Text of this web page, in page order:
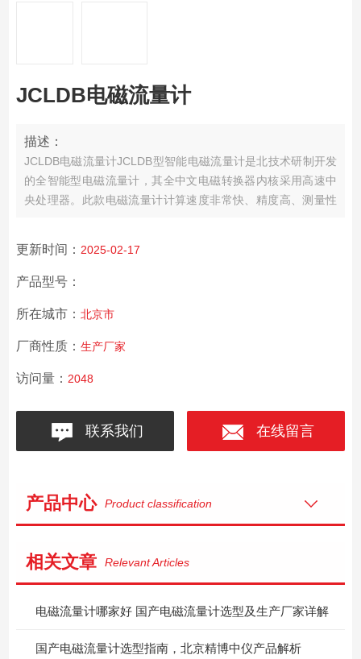
JCLDB电磁流量计
描述：
JCLDB电磁流量计JCLDB型智能电磁流量计是北技术研制开发
的全智能型电磁流量计，其全中文电磁转换器内核采用高速中
央处理器。此款电磁流量计计算速度非常快、精度高、测量性
更新时间： 2025-02-17
产品型号：
所在城市： 北京市
厂商性质： 生产厂家
访问量： 2048
联系我们 在线留言
产品中心 Product classification
相关文章 Relevant Articles
电磁流量计哪家好 国产电磁流量计选型及生产厂家详解
国产电磁流量计选型指南，北京精博中仪产品解析